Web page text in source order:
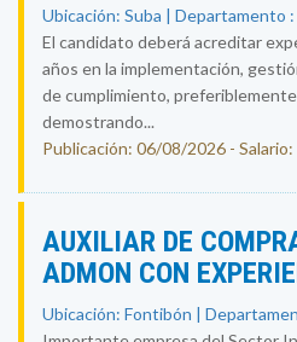
Ubicación: Suba | Departamento
El candidato deberá acreditar
años en la implementación,
de cumplimiento,
demostrando...
Publicación: 06/08/2026 -
AUXILIAR DE
ADMON CON
Ubicación: Fontibón |